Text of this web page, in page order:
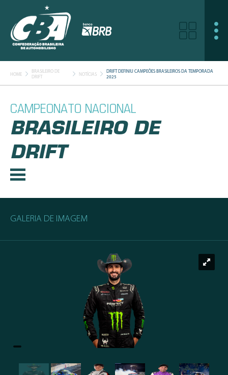
HOME
BRASILEIRO DE
DRIFT
NOTÍCIAS
DRIFT DEFINIU CAMPEÕES BRASILEIROS DA TEMPORADA
2025
CAMPEONATO NACIONAL
BRASILEIRO DE
DRIFT
GALERIA DE IMAGEM